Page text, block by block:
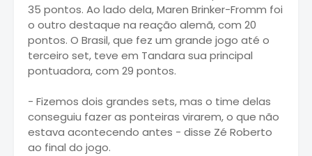
35 pontos. Ao lado dela, Maren Brinker-Fromm foi
o outro destaque na reação alemã, com 20
pontos. O Brasil, que fez um grande jogo até o
terceiro set, teve em Tandara sua principal
pontuadora, com 29 pontos.
- Fizemos dois grandes sets, mas o time delas
conseguiu fazer as ponteiras virarem, o que não
estava acontecendo antes - disse Zé Roberto
ao final do jogo.